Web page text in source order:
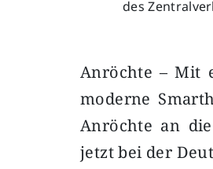
des
Anröchte – Mit
moderne
Anröchte an
jetzt bei der